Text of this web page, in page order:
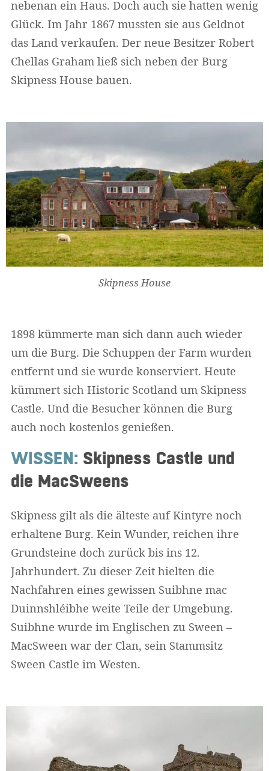
nebenan ein Haus. Doch auch sie hatten wenig
Glück. Im Jahr 1867 mussten sie aus Geldnot
das Land verkaufen. Der neue Besitzer Robert
Chellas Graham ließ sich neben der Burg
Skipness House bauen.
Skipness House
1898 kümmerte man sich dann auch wieder
um die Burg. Die Schuppen der Farm wurden
entfernt und sie wurde konserviert. Heute
kümmert sich Historic Scotland um Skipness
Castle. Und die Besucher können die Burg
auch noch kostenlos genießen.
WISSEN: Skipness Castle und
die MacSweens
Skipness gilt als die älteste auf Kintyre noch
erhaltene Burg. Kein Wunder, reichen ihre
Grundsteine doch zurück bis ins 12.
Jahrhundert. Zu dieser Zeit hielten die
Nachfahren eines gewissen Suibhne mac
Duinnshléibhe weite Teile der Umgebung.
Suibhne wurde im Englischen zu Sween –
MacSween war der Clan, sein Stammsitz
Sween Castle im Westen.
Widerruf bestätigen